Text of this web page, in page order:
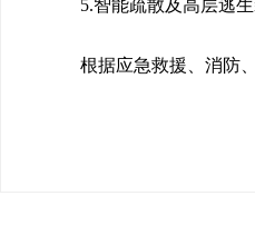
5.智能疏散及高层逃
根据应急救援、消防